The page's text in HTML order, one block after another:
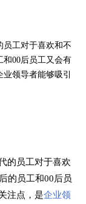
员工对于喜欢和不
和00后员工又会有
领导者能够吸引
的员工对于喜欢
的员工和00后员
注点，是企业领